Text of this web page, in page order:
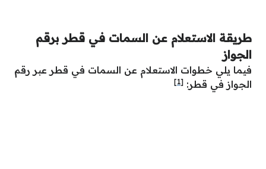
طريقة الاستعلام عن السمات في قطر برقم
الجواز
فيما يلي خطوات الاستعلام عن السمات في قطر عبر رقم
الجواز في قطر: [1]